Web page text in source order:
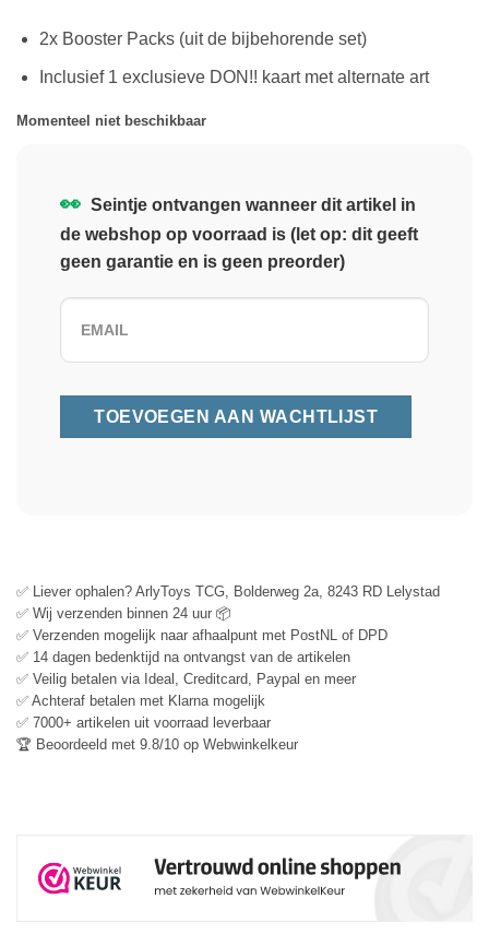
2x Booster Packs (uit de bijbehorende set)
Inclusief 1 exclusieve DON!! kaart met alternate art
Momenteel niet beschikbaar
👀 Seintje ontvangen wanneer dit artikel in
de webshop op voorraad is (let op: dit geeft
geen garantie en is geen preorder)
✅ Liever ophalen? ArlyToys TCG, Bolderweg 2a, 8243 RD Lelystad
✅ Wij verzenden binnen 24 uur 📦
✅ Verzenden mogelijk naar afhaalpunt met PostNL of DPD
✅ 14 dagen bedenktijd na ontvangst van de artikelen
✅ Veilig betalen via Ideal, Creditcard, Paypal en meer
✅ Achteraf betalen met Klarna mogelijk
✅ 7000+ artikelen uit voorraad leverbaar
🏆 Beoordeeld met 9.8/10 op Webwinkelkeur